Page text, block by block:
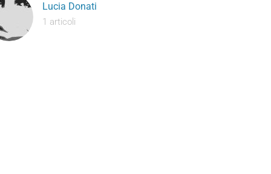
Lucia Donati
1 articoli